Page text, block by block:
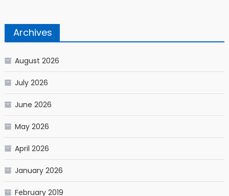
Archives
August 2026
July 2026
June 2026
May 2026
April 2026
January 2026
February 2019